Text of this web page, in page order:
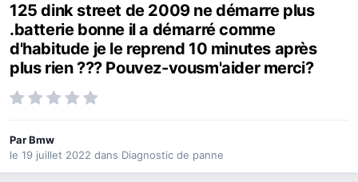
125 dink street de 2009 ne démarre plus
.batterie bonne il a démarré comme
d'habitude je le reprend 10 minutes après
plus rien ??? Pouvez-vousm'aider merci?
ParBmw
le 19 juillet 2022 dans Diagnostic de panne